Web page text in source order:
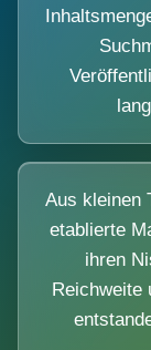
Aus kleinen
etablierte
ihren
Reichweite